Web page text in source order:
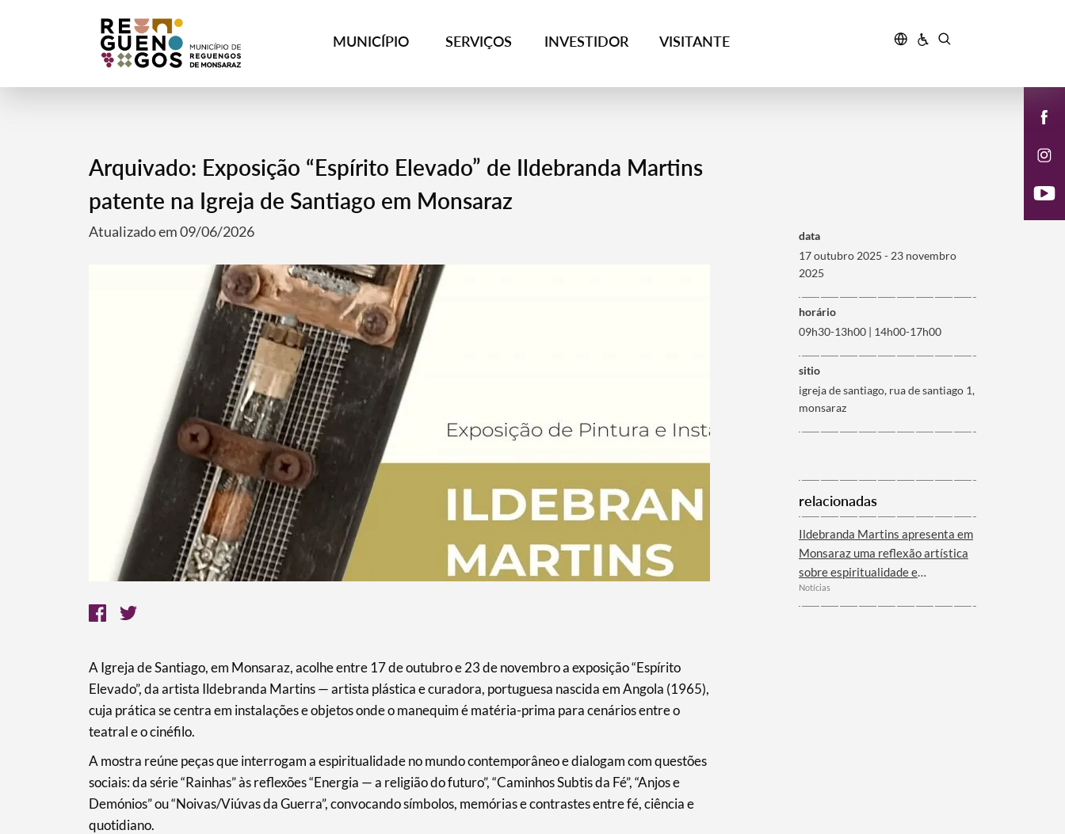
MUNICÍPIO SERVIÇOS INVESTIDOR VISITANTE
Arquivado: Exposição “Espírito Elevado” de Ildebranda Martins
patente na Igreja de Santiago em Monsaraz
Atualizado em 09/06/2026
A Igreja de Santiago, em Monsaraz, acolhe entre 17 de outubro e 23 de novembro a exposição “Espírito
Elevado”, da artista Ildebranda Martins — artista plástica e curadora, portuguesa nascida em Angola (1965),
cuja prática se centra em instalações e objetos onde o manequim é matéria-prima para cenários entre o
teatral e o cinéfilo.
A mostra reúne peças que interrogam a espiritualidade no mundo contemporâneo e dialogam com questões
sociais: da série “Rainhas” às reflexões “Energia — a religião do futuro”, “Caminhos Subtis da Fé”, “Anjos e
Demónios” ou “Noivas/Viúvas da Guerra”, convocando símbolos, memórias e contrastes entre fé, ciência e
quotidiano.
data
17 outubro 2025 - 23 novembro
2025
horário
09h30-13h00 | 14h00-17h00
sitio
igreja de santiago, rua de santiago 1,
monsaraz
relacionadas
Ildebranda Martins apresenta em
Monsaraz uma reflexão artística
sobre espiritualidade e
modernidade
Notícias